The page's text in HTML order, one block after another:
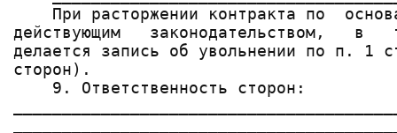
При расторжении контракта по
действующим   законодательством,   в
делается запись об увольнении по п. 1
сторон).
    9. Ответственность сторон: